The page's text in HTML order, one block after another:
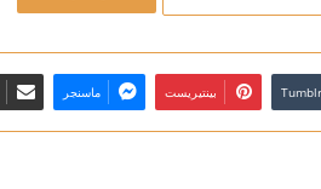
بينتيريست ماسنجر